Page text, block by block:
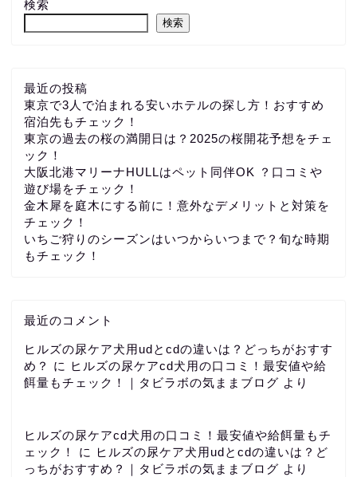
検索
検索
最近の投稿
東京で3人で泊まれる安いホテルの探し方！おすすめ
宿泊先もチェック！
東京の過去の桜の満開日は？2025の桜開花予想をチェ
ック！
大阪北港マリーナHULLはペット同伴OK ？口コミや
遊び場をチェック！
金木犀を庭木にする前に！意外なデメリットと対策を
チェック！
いちご狩りのシーズンはいつからいつまで？旬な時期
もチェック！
最近のコメント
ヒルズの尿ケア犬用udとcdの違いは？どっちがおすす
め？
に
ヒルズの尿ケアcd犬用の口コミ！最安値や給
餌量もチェック！｜タビラボの気ままブログ より
ヒルズの尿ケアcd犬用の口コミ！最安値や給餌量もチ
ェック！
に
ヒルズの尿ケア犬用udとcdの違いは？ど
っちがおすすめ？｜タビラボの気ままブログ より